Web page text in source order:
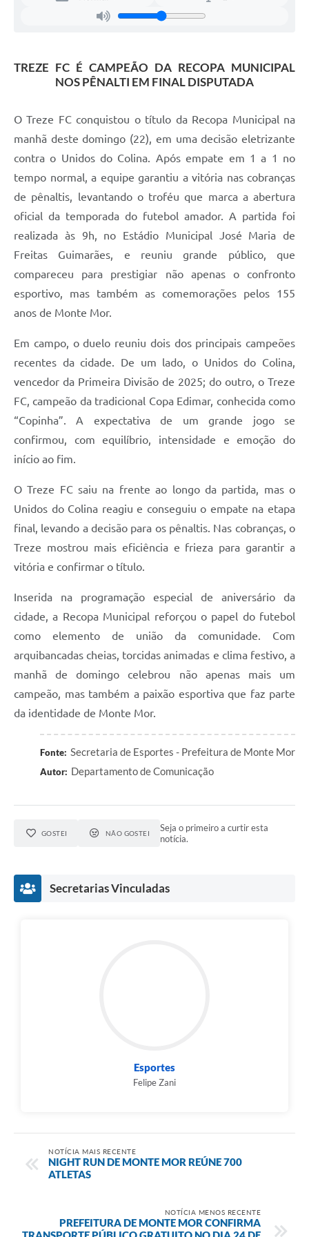
TREZE FC É CAMPEÃO DA RECOPA MUNICIPAL
NOS PÊNALTI EM FINAL DISPUTADA
O Treze FC conquistou o título da Recopa Municipal na
manhã deste domingo (22), em uma decisão eletrizante
contra o Unidos do Colina. Após empate em 1 a 1 no
tempo normal, a equipe garantiu a vitória nas cobranças
de pênaltis, levantando o troféu que marca a abertura
oficial da temporada do futebol amador. A partida foi
realizada às 9h, no Estádio Municipal José Maria de
Freitas Guimarães, e reuniu grande público, que
compareceu para prestigiar não apenas o confronto
esportivo, mas também as comemorações pelos 155
anos de Monte Mor.
Em campo, o duelo reuniu dois dos principais campeões
recentes da cidade. De um lado, o Unidos do Colina,
vencedor da Primeira Divisão de 2025; do outro, o Treze
FC, campeão da tradicional Copa Edimar, conhecida como
“Copinha”. A expectativa de um grande jogo se
confirmou, com equilíbrio, intensidade e emoção do
início ao fim.
O Treze FC saiu na frente ao longo da partida, mas o
Unidos do Colina reagiu e conseguiu o empate na etapa
final, levando a decisão para os pênaltis. Nas cobranças, o
Treze mostrou mais eficiência e frieza para garantir a
vitória e confirmar o título.
Inserida na programação especial de aniversário da
cidade, a Recopa Municipal reforçou o papel do futebol
como elemento de união da comunidade. Com
arquibancadas cheias, torcidas animadas e clima festivo, a
manhã de domingo celebrou não apenas mais um
campeão, mas também a paixão esportiva que faz parte
da identidade de Monte Mor.
Fonte: Secretaria de Esportes - Prefeitura de Monte Mor
Autor: Departamento de Comunicação
GOSTEI NÃO GOSTEI
Seja o primeiro a curtir esta
notícia.
Secretarias Vinculadas
Esportes
Felipe Zani
NOTÍCIA MAIS RECENTE
NIGHT RUN DE MONTE MOR REÚNE 700
ATLETAS
NOTÍCIA MENOS RECENTE
PREFEITURA DE MONTE MOR CONFIRMA